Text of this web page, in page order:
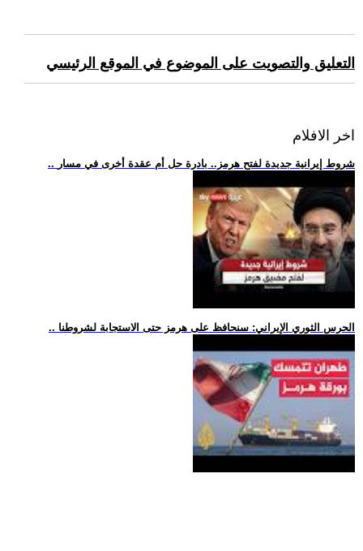
التعليق والتصويت على الموضوع في الموقع الرئيسي
اخر الافلام
.. شروط إيرانية جديدة لفتح هرمز.. بادرة حل أم عقدة أخرى في مسار
.. الحرس الثوري الإيراني: سنحافظ على هرمز حتى الاستجابة لشروطنا